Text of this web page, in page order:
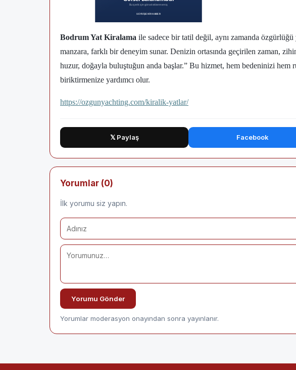
Bodrum Yat Kiralama ile sadece bir tatil değil, aynı zamanda
manzara, farklı bir deneyim sunar. Denizin ortasında geçirilen zaman,
huzur, doğayla buluştuğun anda başlar.” Bu hizmet, hem bedeninizi hem
biriktirmenize yardımcı olur.
https://ozgunyachting.com/kiralik-yatlar/
𝕏 Paylaş Facebook
Yorumlar (0)
İlk yorumu siz yapın.
Yorumu Gönder
Yorumlar moderasyon onayından sonra yayınlanır.